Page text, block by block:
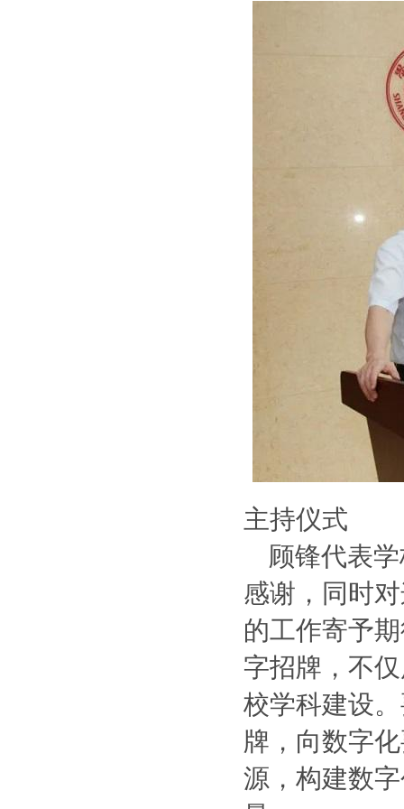
主持仪式
顾锋代表
感谢，同时
的工作寄予
字招牌，不
校学科建设
牌，向数字
源，构建数